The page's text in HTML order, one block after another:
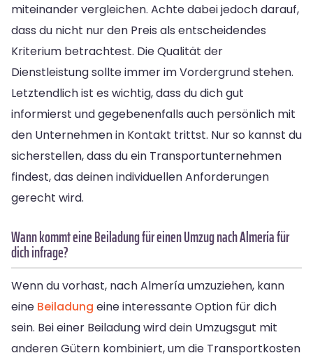
miteinander vergleichen. Achte dabei jedoch darauf,
dass du nicht nur den Preis als entscheidendes
Kriterium betrachtest. Die Qualität der
Dienstleistung sollte immer im Vordergrund stehen.
Letztendlich ist es wichtig, dass du dich gut
informierst und gegebenenfalls auch persönlich mit
den Unternehmen in Kontakt trittst. Nur so kannst du
sicherstellen, dass du ein Transportunternehmen
findest, das deinen individuellen Anforderungen
gerecht wird.
Wann kommt eine Beiladung für einen Umzug nach Almería für
dich infrage?
Wenn du vorhast, nach Almería umzuziehen, kann
eine Beiladung eine interessante Option für dich
sein. Bei einer Beiladung wird dein Umzugsgut mit
anderen Gütern kombiniert, um die Transportkosten